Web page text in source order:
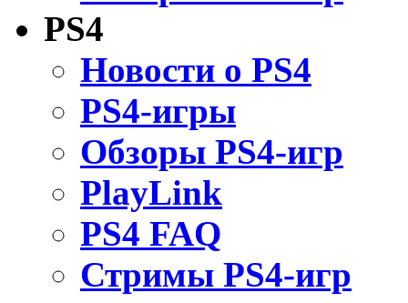
PS4
Новости о PS4
PS4-игры
Обзоры PS4-игр
PlayLink
PS4 FAQ
Стримы PS4-игр